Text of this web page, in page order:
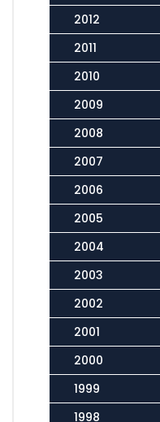
2012
2011
2010
2009
2008
2007
2006
2005
2004
2003
2002
2001
2000
1999
1998